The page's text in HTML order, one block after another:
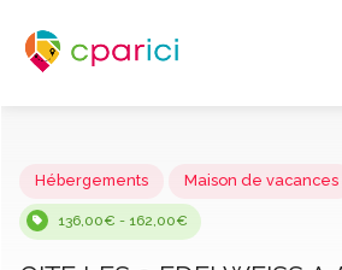
136,00€ - 162,00€